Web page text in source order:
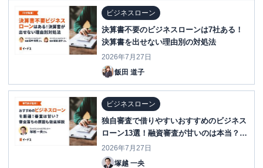
ビジネスローン
決算書不要のビジネスローンは7社ある！
決算書を出せない理由別の対処法
2026年7月27日
飯田 道子
ビジネスローン
独自審査で借りやすいおすすめのビジネス
ローン13選！融資審査が甘いのは本当？法
人・個人事業主それぞれに最適な事業者ロ
ーンを紹介
2026年7月27日
塚越 一央